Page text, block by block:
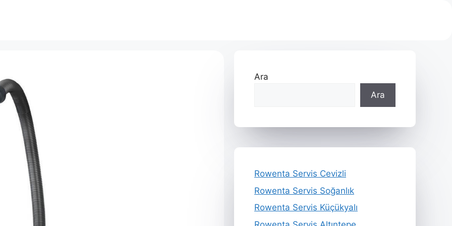
Ara
Ara
Rowenta Servis Cevizli
Rowenta Servis Soğanlık
Rowenta Servis Küçükyalı